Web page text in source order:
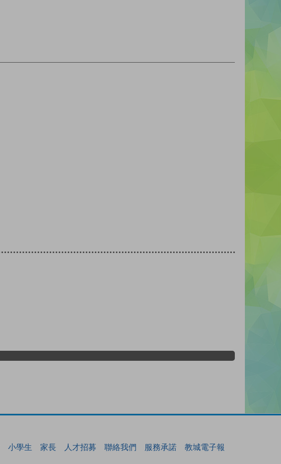
小學生 家長 人才招募 聯絡我們 服務承諾 教城電子報